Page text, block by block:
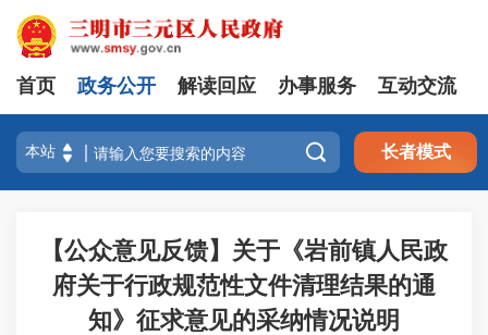
首页 政务公开 解读回应 办事服务 互动交流
 长者模式
【公众意见反馈】关于《岩前镇人民政
府关于行政规范性文件清理结果的通
知》征求意见的采纳情况说明